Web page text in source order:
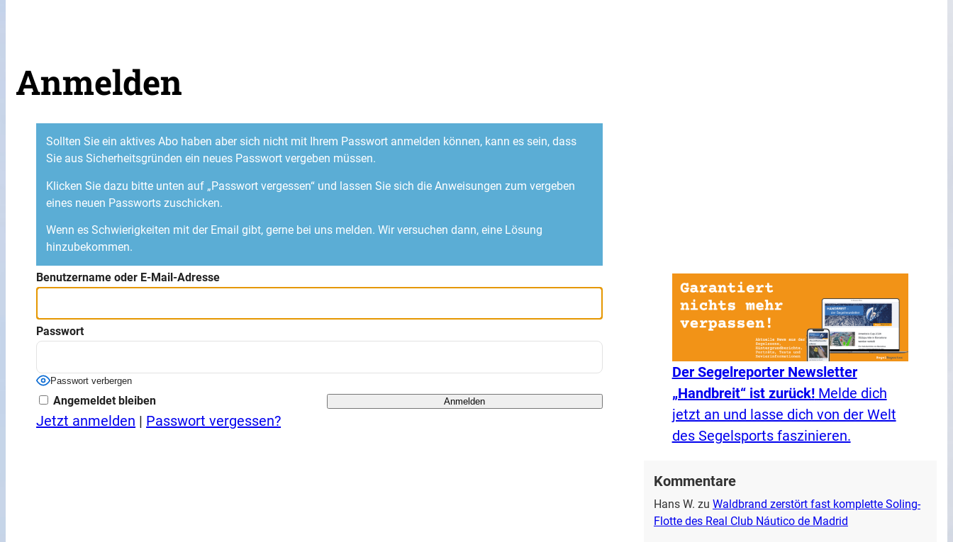
Anmelden
Sollten Sie ein aktives Abo haben aber sich nicht mit Ihrem Passwort anmelden können, kann es sein, dass
Sie aus Sicherheitsgründen ein neues Passwort vergeben müssen.
Klicken Sie dazu bitte unten auf „Passwort vergessen“ und lassen Sie sich die Anweisungen zum vergeben
eines neuen Passworts zuschicken.
Wenn es Schwierigkeiten mit der Email gibt, gerne bei uns melden. Wir versuchen dann, eine Lösung
hinzubekommen.
Benutzername oder E-Mail-Adresse
Passwort
Passwort verbergen
Angemeldet bleiben
Jetzt anmelden | Passwort vergessen?
Der Segelreporter Newsletter
„Handbreit“ ist zurück!Melde dich
jetzt an und lasse dich von der Welt
des Segelsports faszinieren.
Kommentare
Hans W. zu Waldbrand zerstört fast komplette Soling-
Flotte des Real Club Náutico de Madrid